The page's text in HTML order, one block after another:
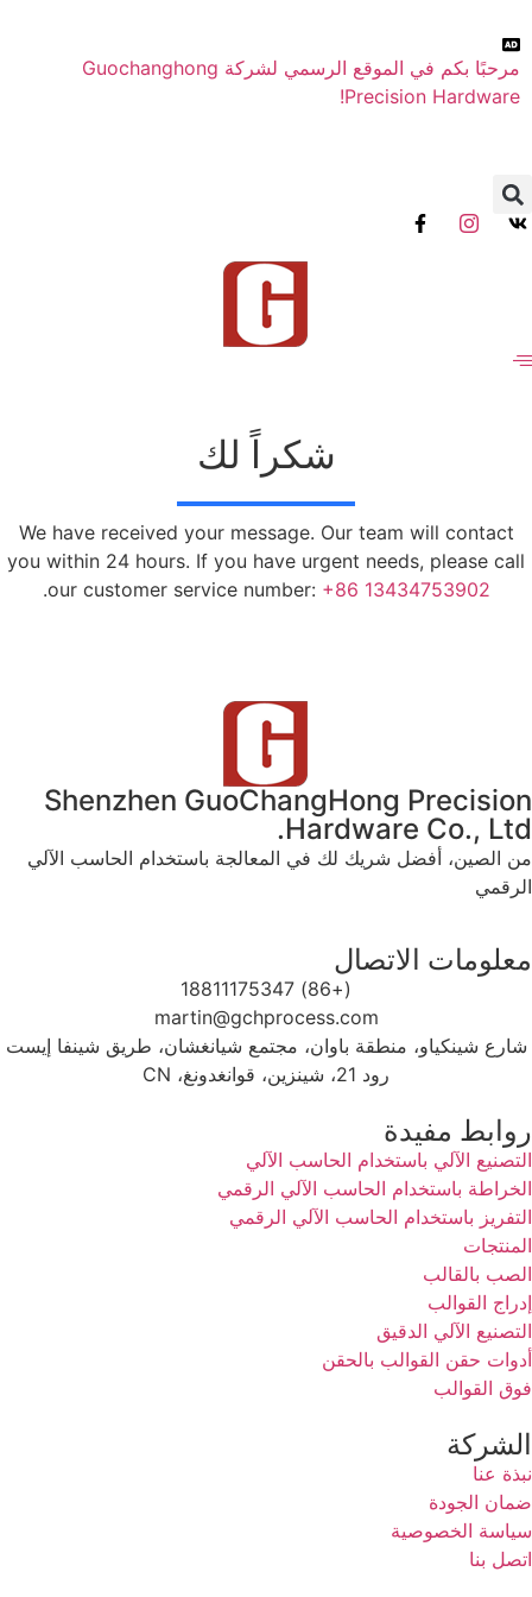
مرحبًا بكم في الموقع الرسمي لشركة Guochanghong
Precision Hardware!
شكراً لك
We have received your message. Our team will contact
you within 24 hours. If you have urgent needs, please call
our customer service number: +86 13434753902
.
Shenzhen GuoChangHong Precision
Hardware Co., Ltd.
من الصين، أفضل شريك لك في المعالجة باستخدام الحاسب الآلي
الرقمي
معلومات الاتصال
(+86) 18811175347
martin@gchprocess.com
شارع شينكياو، منطقة باوان، مجتمع شيانغشان، طريق شينفا إيست
رود 21، شينزين، قوانغدونغ، CN
روابط مفيدة
التصنيع الآلي باستخدام الحاسب الآلي
الخراطة باستخدام الحاسب الآلي الرقمي
التفريز باستخدام الحاسب الآلي الرقمي
المنتجات
الصب بالقالب
إدراج القوالب
التصنيع الآلي الدقيق
أدوات حقن القوالب بالحقن
فوق القوالب
الشركة
نبذة عنا
ضمان الجودة
سياسة الخصوصية
اتصل بنا